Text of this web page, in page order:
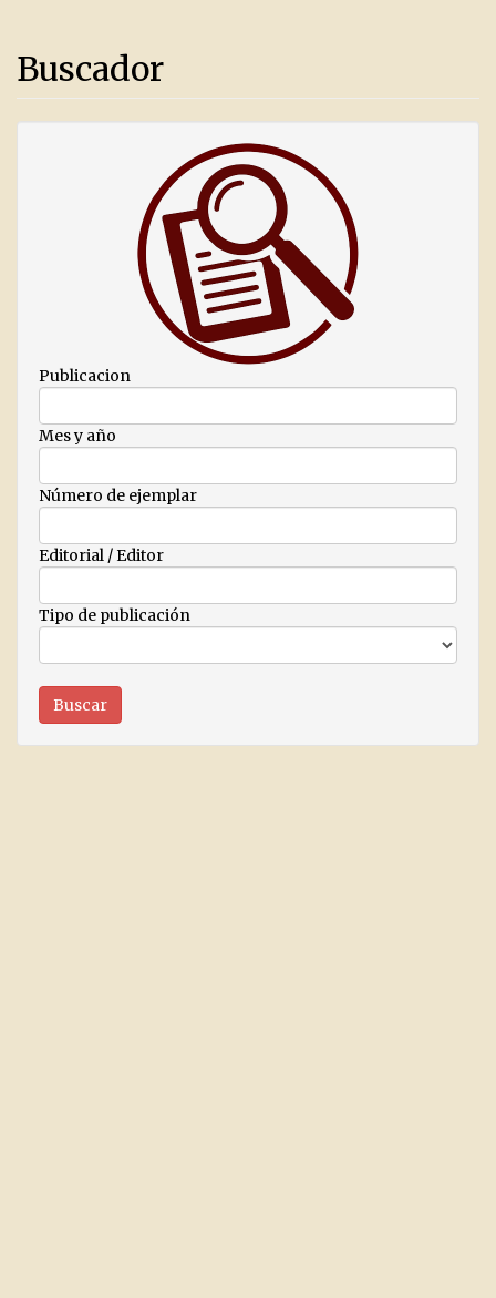
Buscador
Publicacion
Mes y año
Número de ejemplar
Editorial / Editor
Tipo de publicación